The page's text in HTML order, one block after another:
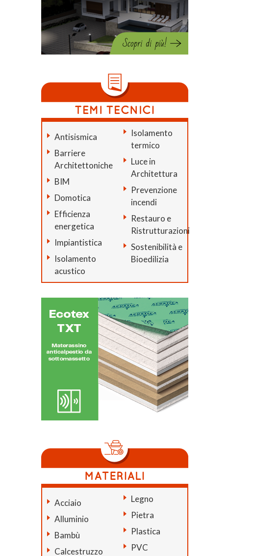
Antisismica
Barriere
Architettoniche
BIM
Domotica
Efficienza
energetica
Impiantistica
Isolamento
acustico
Isolamento
termico
Luce in
Architettura
Prevenzione
incendi
Restauro e
Ristrutturazioni
Sostenibilità e
Bioedilizia
Acciaio
Alluminio
Bambù
Calcestruzzo
Legno
Pietra
Plastica
PVC